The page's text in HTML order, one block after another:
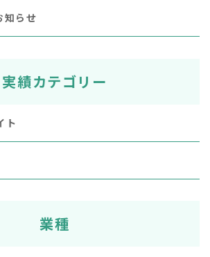
知らせ
実績カテゴリー
ト
業種